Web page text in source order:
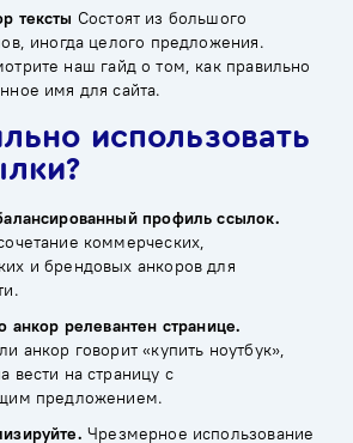
тексты Состоят из большого
иногда целого предложения.
наш гайд о том, как правильно
имя для сайта.
использовать
профиль ссылок.
коммерческих,
и брендовых анкоров для
анкор релевантен странице.
анкор говорит «купить ноутбук»,
вести на страницу с
предложением.
Чрезмерное использование